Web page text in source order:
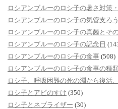
ロシアンブルーのロシ子の暑さ対策
ロシアンブルーのロシ子の気管支ろう
ロシアンブルーのロシ子の真菌とそ
ロシアンブルーのロシ子の記念日
ロシアンブルーのロシ子の食事 (508)
ロシアンブルーのロシ子の食事の種
ロシ子、呼吸困難の死の淵から復活
ロシ子とアビのすけ (350)
ロシ子とネブライザー (30)